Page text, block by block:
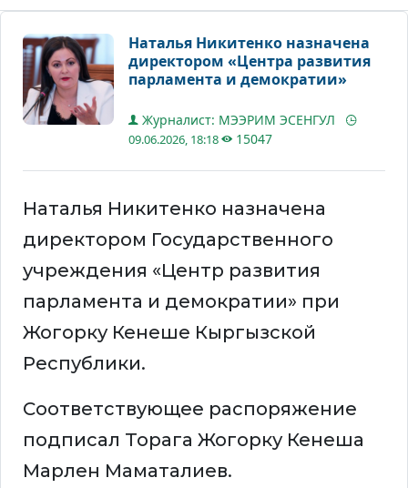
Наталья Никитенко назначена
директором «Центра развития
парламента и демократии»
Журналист: МЭЭРИМ ЭСЕНГУЛ
09.06.2026, 18:18 15047
Наталья Никитенко назначена
директором Государственного
учреждения «Центр развития
парламента и демократии» при
Жогорку Кенеше Кыргызской
Республики.
Соответствующее распоряжение
подписал Торага Жогорку Кенеша
Марлен Маматалиев.